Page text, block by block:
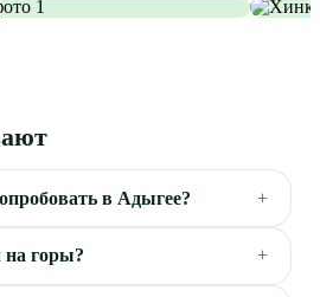
в Адыгее?
на горы?